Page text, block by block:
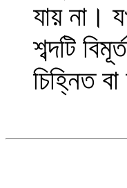
যায় না।
শব্দটি
চিহ্নিত